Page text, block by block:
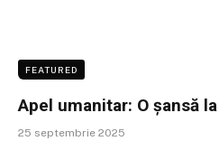
FEATURED
Apel umanitar: O șansă
25 septembrie 2025